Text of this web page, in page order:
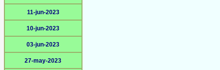
11-jun-2023
10-jun-2023
03-jun-2023
27-may-2023